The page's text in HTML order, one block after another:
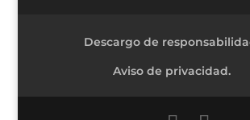
Descargo de
Aviso de privacidad.